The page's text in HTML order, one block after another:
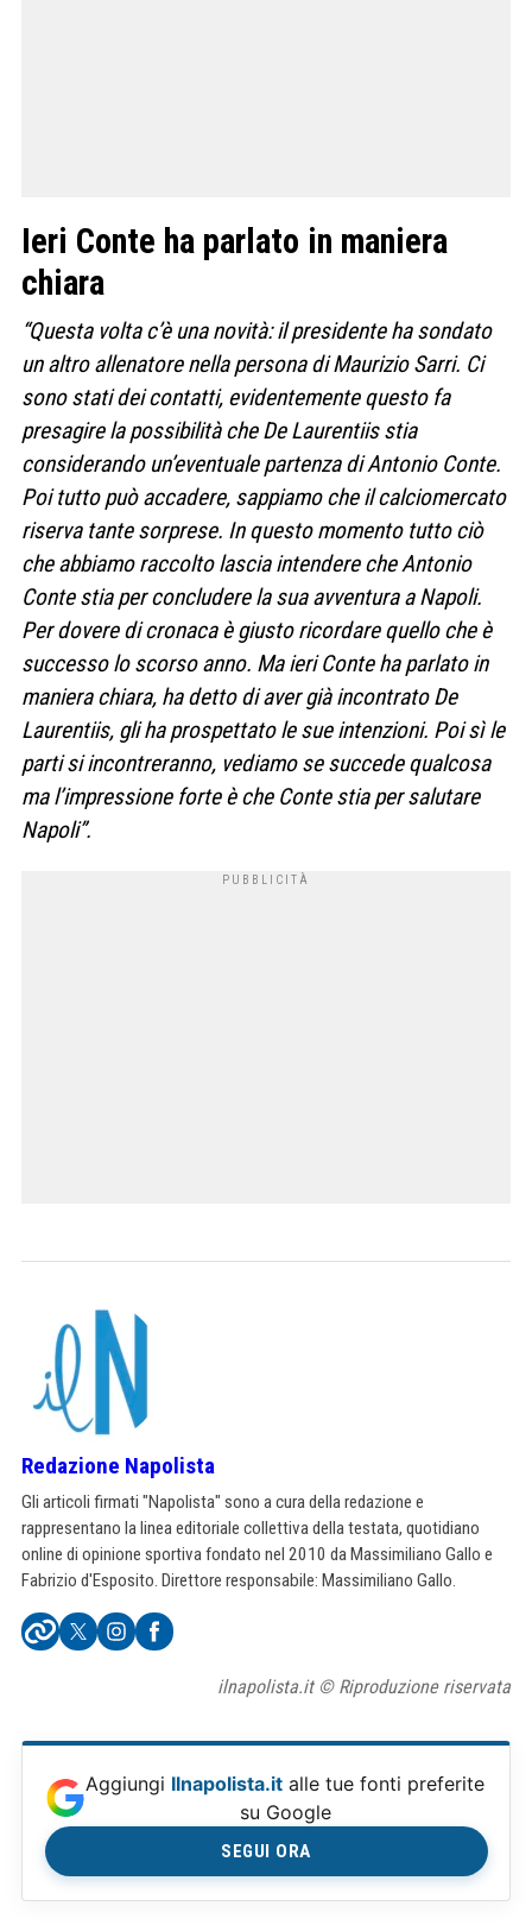
Ieri Conte ha parlato in maniera
chiara
“Questa volta c’è una novità: il presidente ha sondato
un altro allenatore nella persona di Maurizio Sarri. Ci
sono stati dei contatti, evidentemente questo fa
presagire la possibilità che De Laurentiis stia
considerando un’eventuale partenza di Antonio Conte.
Poi tutto può accadere, sappiamo che il calciomercato
riserva tante sorprese. In questo momento tutto ciò
che abbiamo raccolto lascia intendere che Antonio
Conte stia per concludere la sua avventura a Napoli.
Per dovere di cronaca è giusto ricordare quello che è
successo lo scorso anno. Ma ieri Conte ha parlato in
maniera chiara, ha detto di aver già incontrato De
Laurentiis, gli ha prospettato le sue intenzioni. Poi sì le
parti si incontreranno, vediamo se succede qualcosa
ma l’impressione forte è che Conte stia per salutare
Napoli”.
Redazione Napolista
Gli articoli firmati "Napolista" sono a cura della redazione e
rappresentano la linea editoriale collettiva della testata, quotidiano
online di opinione sportiva fondato nel 2010 da Massimiliano Gallo e
Fabrizio d'Esposito. Direttore responsabile: Massimiliano Gallo.
ilnapolista.it © Riproduzione riservata
Aggiungi Ilnapolista.it alle tue fonti preferite
su Google
SEGUI ORA